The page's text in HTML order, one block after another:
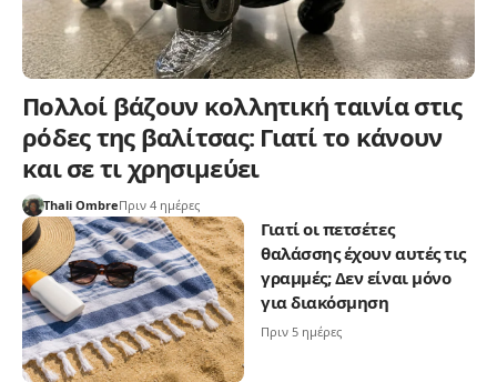
Πολλοί βάζουν κολλητική ταινία στις
ρόδες της βαλίτσας: Γιατί το κάνουν
και σε τι χρησιμεύει
Thali OmbreΠριν 4 ημέρες
Γιατί οι πετσέτες
θαλάσσης έχουν αυτές τις
γραμμές; Δεν είναι μόνο
για διακόσμηση
Πριν 5 ημέρες